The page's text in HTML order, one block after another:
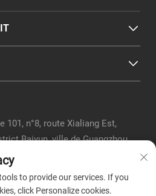
101, n°8, route Xialiang Est,
Baiyun, ville de Guangzhou
to provide our services. If you
click Personalize cookies.